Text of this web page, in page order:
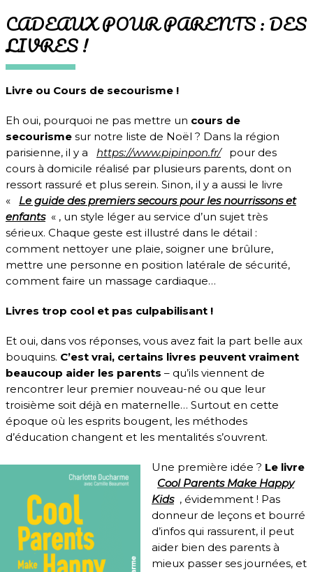
CADEAUX POUR PARENTS : DES
LIVRES !
Livre ou Cours de secourisme !
Eh oui, pourquoi ne pas mettre un cours de
secourisme sur notre liste de Noël ? Dans la région
parisienne, il y a
https://www.pipinpon.fr/
pour des
cours à domicile réalisé par plusieurs parents, dont on
ressort rassuré et plus serein. Sinon, il y a aussi le livre
«
Le guide des premiers secours pour les nourrissons et
enfants « , un style léger au service d’un sujet très
sérieux. Chaque geste est illustré dans le détail :
comment nettoyer une plaie, soigner une brûlure,
mettre une personne en position latérale de sécurité,
comment faire un massage cardiaque…
Livres trop cool et pas culpabilisant !
Et oui, dans vos réponses, vous avez fait la part belle aux
bouquins. C’est vrai, certains livres peuvent vraiment
beaucoup aider les parents – qu’ils viennent de
rencontrer leur premier nouveau-né ou que leur
troisième soit déjà en maternelle… Surtout en cette
époque où les esprits bougent, les méthodes
d’éducation changent et les mentalités s’ouvrent.
Une première idée ? Le livre
Cool Parents Make Happy
Kids , évidemment ! Pas
donneur de leçons et bourré
d’infos qui rassurent, il peut
aider bien des parents à
mieux passer ses journées, et